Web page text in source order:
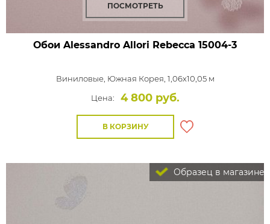
ПОСМОТРЕТЬ
Обои Alessandro Allori Rebecca 15004-3
Виниловые, Южная Корея, 1,06x10,05 м
Цена:
4 800 руб.
В КОРЗИНУ
Образец в магазине